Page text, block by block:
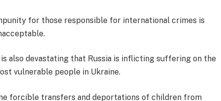
for those responsible for international crimes is
also devastating that Russia is inflicting suffering on the
vulnerable people in Ukraine.
forcible transfers and deportations of children from